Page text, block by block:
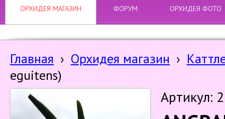
ОРХИДЕЯ МАГАЗИН ФОРУМ ОРХИДЕЯ ФОТО
Главная › Орхидея магазин ›
eguitens)
Артикул: